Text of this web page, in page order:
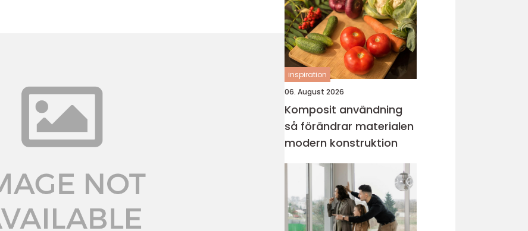
inspiration
06. August 2026
Komposit användning
så förändrar materialen
modern konstruktion